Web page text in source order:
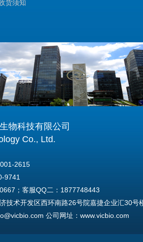
货须知
物科技有限公司
Co., Ltd.
2615
9741
；客服QQ二：1877748443
技术开发区西环南路26号院嘉捷企业汇30号
公司网址：www.vicbio.com